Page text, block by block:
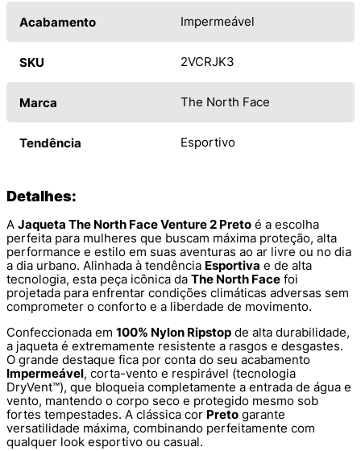
Acabamento Impermeável
SKU 2VCRJK3
Marca The North Face
Tendência Esportivo
Detalhes:
A Jaqueta The North Face Venture 2 Preto é a escolha
perfeita para mulheres que buscam máxima proteção, alta
performance e estilo em suas aventuras ao ar livre ou no dia
a dia urbano. Alinhada à tendência Esportiva e de alta
tecnologia, esta peça icônica da The North Face foi
projetada para enfrentar condições climáticas adversas sem
comprometer o conforto e a liberdade de movimento.
Confeccionada em 100% Nylon Ripstop de alta durabilidade,
a jaqueta é extremamente resistente a rasgos e desgastes.
O grande destaque fica por conta do seu acabamento
Impermeável, corta-vento e respirável (tecnologia
DryVent™), que bloqueia completamente a entrada de água e
vento, mantendo o corpo seco e protegido mesmo sob
fortes tempestades. A clássica cor Preto garante
versatilidade máxima, combinando perfeitamente com
qualquer look esportivo ou casual.